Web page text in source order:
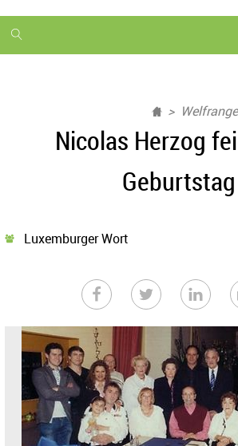
1
month
Welfrange
Nicolas Herzog
Geburtstag
Luxemburger Wort